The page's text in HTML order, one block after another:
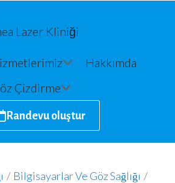
Hakkımda
Çizdirme
Randevu oluştur
/ Bilgisayarlar Ve Göz Sağlığı /